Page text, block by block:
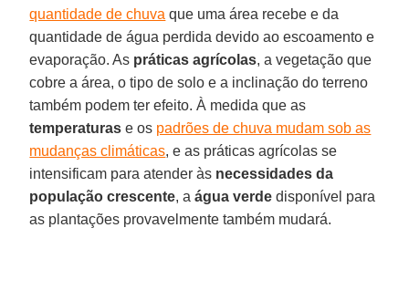
quantidade de chuva que uma área recebe e da
quantidade de água perdida devido ao escoamento e
evaporação. As práticas agrícolas, a vegetação que
cobre a área, o tipo de solo e a inclinação do terreno
também podem ter efeito. À medida que as
temperaturas e os padrões de chuva mudam sob as
mudanças climáticas, e as práticas agrícolas se
intensificam para atender às necessidades da
população crescente, aágua verde disponível para
as plantações provavelmente também mudará.